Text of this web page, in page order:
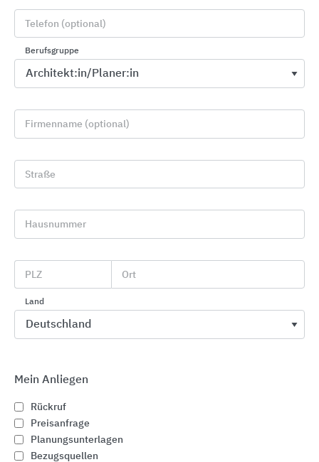
Telefon (optional)
Berufsgruppe
Firmenname (optional)
Straße
Hausnummer
PLZ Ort
Land
Mein Anliegen
Rückruf
Preisanfrage
Planungsunterlagen
Bezugsquellen